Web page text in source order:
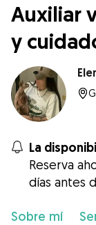
Auxiliar
y
La
Reserva
días antes
Sobre mí